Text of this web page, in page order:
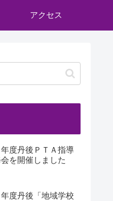
アクセス
度丹後ＰＴＡ指導
を開催しました
度丹後「地域学校